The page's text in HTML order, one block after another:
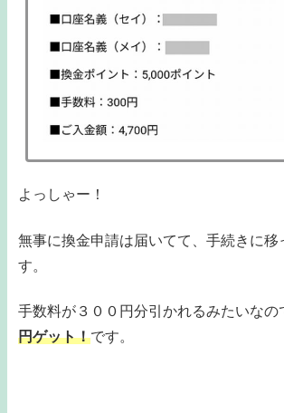
よっしゃー！
無事に換金申請は届いてて、手続きに移
す。
手数料が３００円分引かれるみたいなの
円ゲット！です。